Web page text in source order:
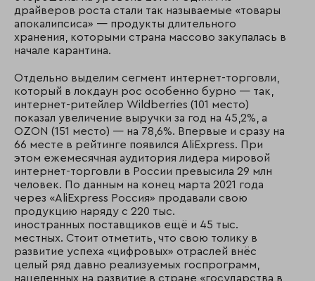
драйверов роста стали так называемые «товары
апокалипсиса» — продукты длительного
хранения, которыми страна массово закупалась в
начале карантина.
Отдельно выделим сегмент интернет-торговли,
который в локдаун рос особенно бурно — так,
интернет-ритейлер Wildberries (101 место)
показал увеличение выручки за год на 45,2%, а
OZON (151 место) — на 78,6%. Впервые и сразу на
66 месте в рейтинге появился AliExpress. При
этом ежемесячная аудитория лидера мировой
интернет-торговли в России превысила 29 млн
человек. По данным на конец марта 2021 года
через «AliExpress Россия» продавали свою
продукцию наряду с 220 тыс.
иностранных поставщиков ещё и 45 тыс.
местных. Стоит отметить, что свою толику в
развитие успеха «цифровых» отраслей внёс
целый ряд давно реализуемых госпрограмм,
нацеленных на развитие в стране «государства в